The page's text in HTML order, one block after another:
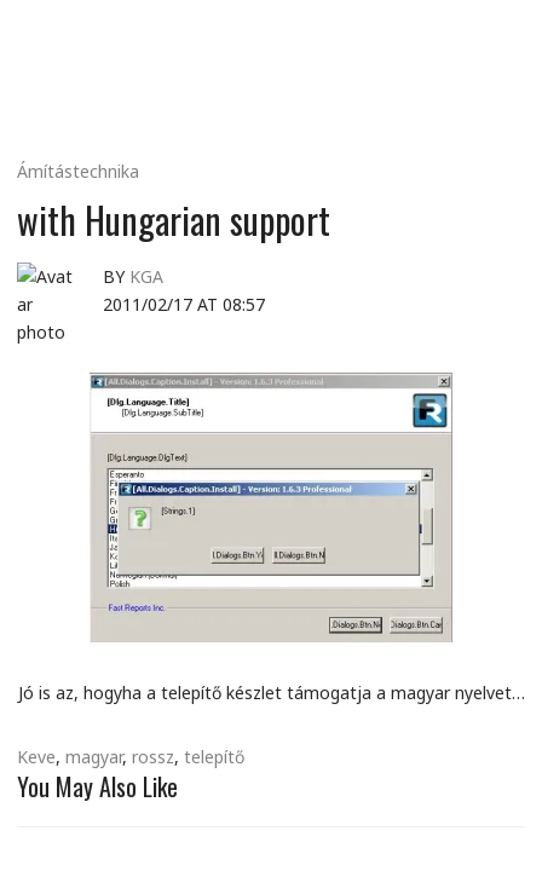
Ámítástechnika
with Hungarian support
BY KGA
2011/02/17 AT 08:57
Jó is az, hogyha a telepítő készlet támogatja a magyar nyelvet…
Keve, magyar, rossz, telepítő
You May Also Like